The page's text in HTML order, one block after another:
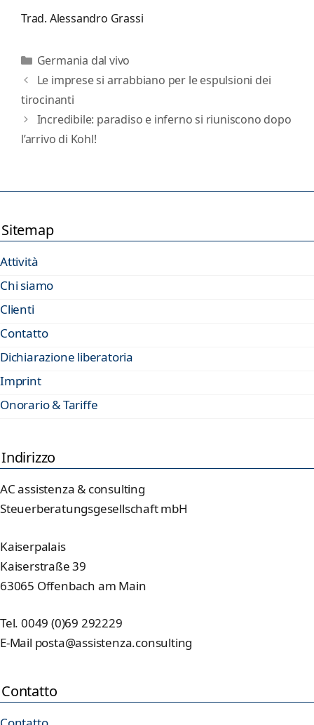
Trad. Alessandro Grassi
Categorie
Germania dal vivo
Le imprese si arrabbiano per le espulsioni dei
tirocinanti
Incredibile: paradiso e inferno si riuniscono dopo
l’arrivo di Kohl!
Sitemap
Attività
Chi siamo
Clienti
Contatto
Dichiarazione liberatoria
Imprint
Onorario & Tariffe
Indirizzo
AC assistenza & consulting
Steuerberatungsgesellschaft mbH
Kaiserpalais
Kaiserstraße 39
63065 Offenbach am Main
Tel. 0049 (0)69 292229
E-Mail posta@assistenza.consulting
Contatto